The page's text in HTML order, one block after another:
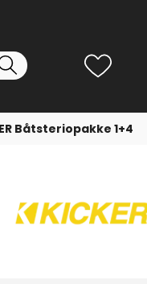
Båtsteriopakke 1+4